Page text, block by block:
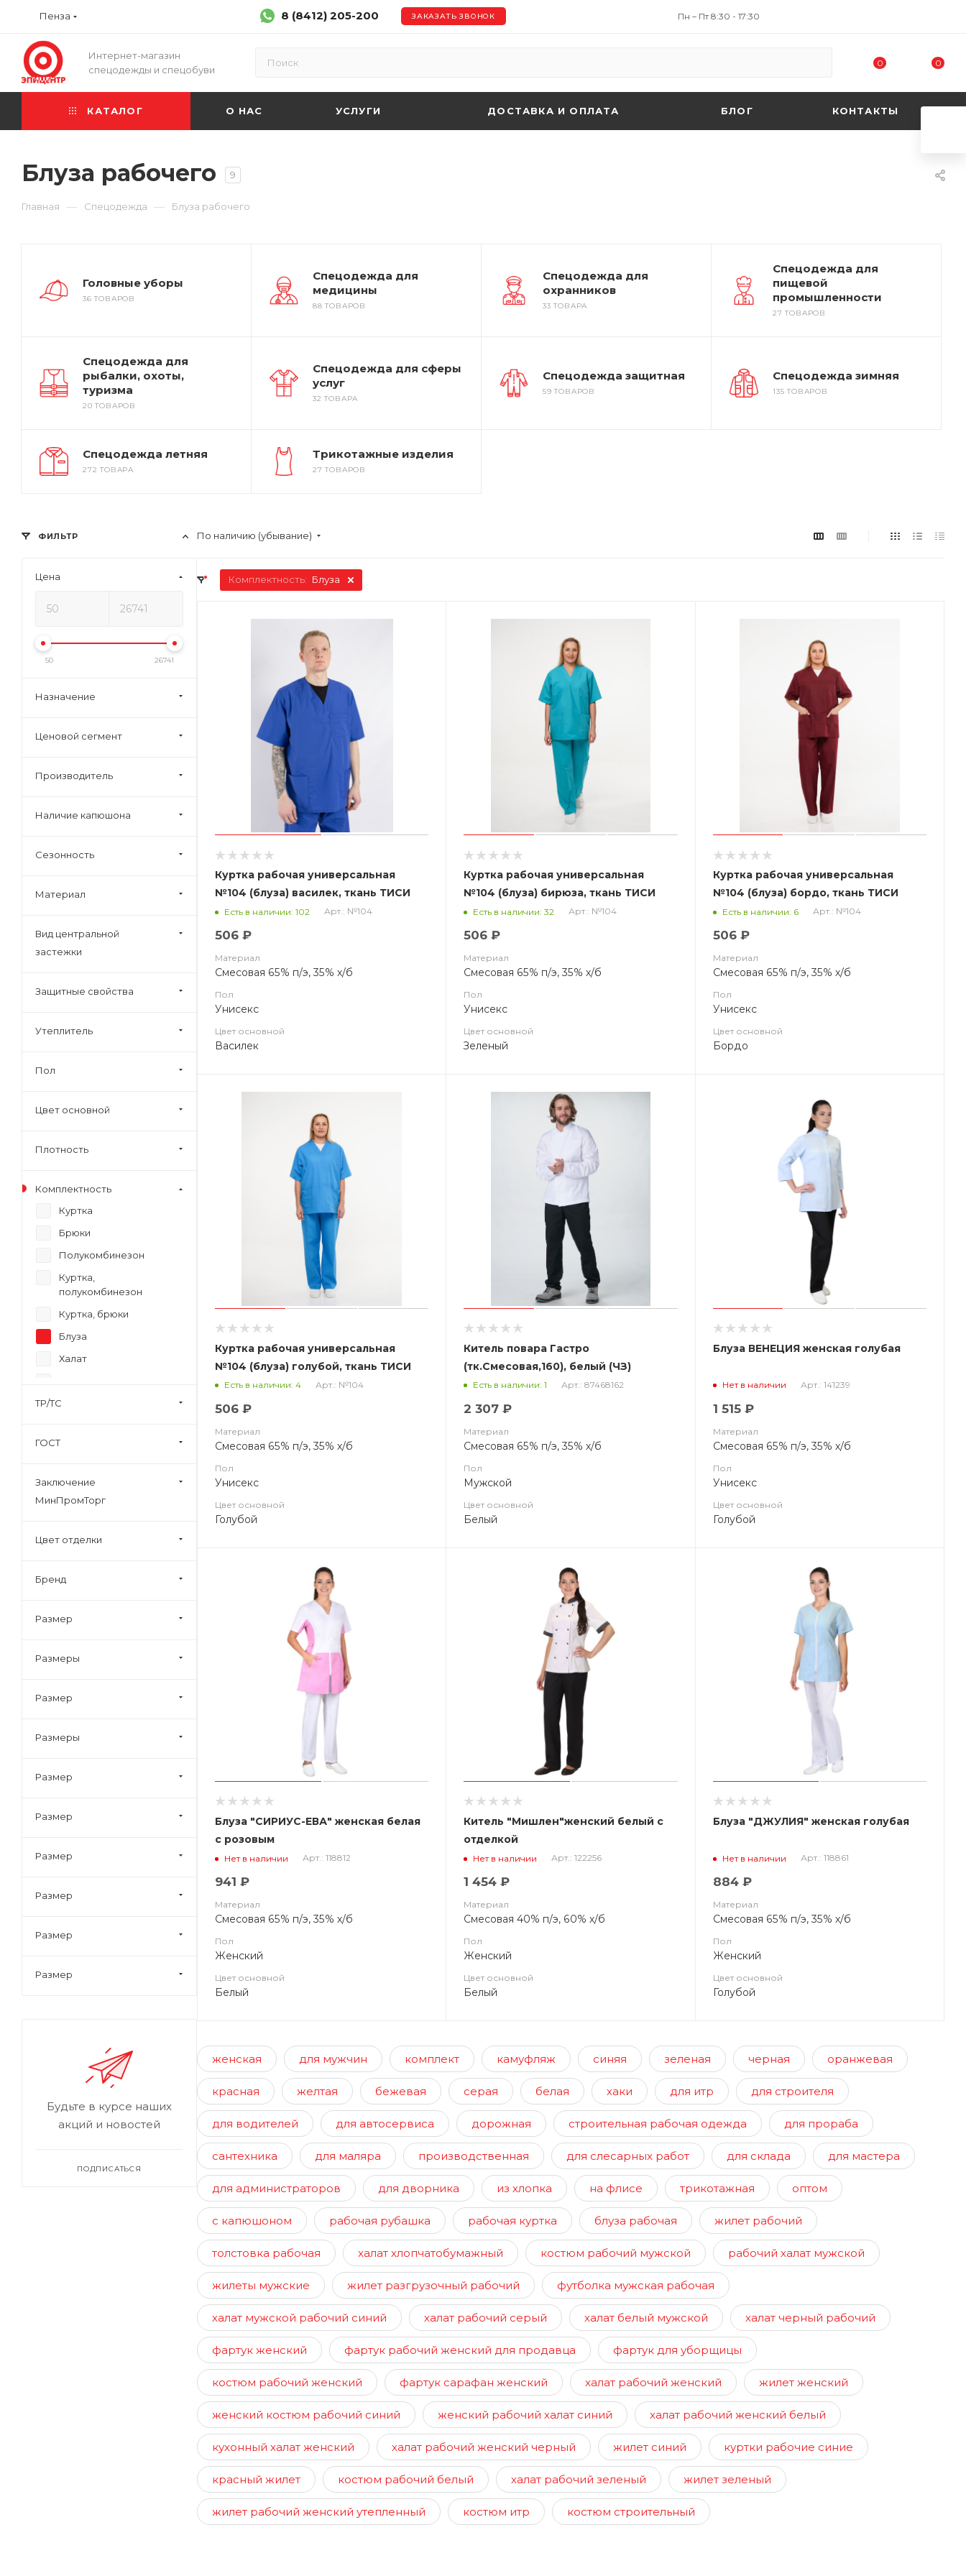
Пенза 8 (8412) 205-200 ЗАКАЗАТЬ ЗВОНОК Пн – Пт 8:30 - 17:30
Интернет-магазин
спецодежды и спецобуви
0 0
КАТАЛОГ О НАС УСЛУГИ ДОСТАВКА И ОПЛАТА БЛОГ КОНТАКТЫ
Блуза рабочего 9
Главная — Спецодежда — Блуза рабочего
Головные уборы
36 ТОВАРОВ
Спецодежда для
медицины
88 ТОВАРОВ
Спецодежда для
охранников
33 ТОВАРА
Спецодежда для
пищевой
промышленности
27 ТОВАРОВ
Спецодежда для
рыбалки, охоты,
туризма
20 ТОВАРОВ
Спецодежда для сферы
услуг
32 ТОВАРА
Спецодежда защитная
59 ТОВАРОВ
Спецодежда зимняя
135 ТОВАРОВ
Спецодежда летняя
272 ТОВАРА
Трикотажные изделия
27 ТОВАРОВ
По наличию (убывание)
Комплектность: Блуза
Куртка рабочая универсальная
№104 (блуза) василек, ткань ТИСИ
Есть в наличии: 102 Арт.: №104
506 ₽
Материал
Смесовая 65% п/э, 35% х/б
Пол
Унисекс
Цвет основной
Василек
Куртка рабочая универсальная
№104 (блуза) бирюза, ткань ТИСИ
Есть в наличии: 32 Арт.: №104
506 ₽
Материал
Смесовая 65% п/э, 35% х/б
Пол
Унисекс
Цвет основной
Зеленый
Куртка рабочая универсальная
№104 (блуза) бордо, ткань ТИСИ
Есть в наличии: 6 Арт.: №104
506 ₽
Материал
Смесовая 65% п/э, 35% х/б
Пол
Унисекс
Цвет основной
Бордо
Куртка рабочая универсальная
№104 (блуза) голубой, ткань ТИСИ
Есть в наличии: 4 Арт.: №104
506 ₽
Материал
Смесовая 65% п/э, 35% х/б
Пол
Унисекс
Цвет основной
Голубой
Китель повара Гастро
(тк.Смесовая,160), белый (ЧЗ)
Есть в наличии: 1 Арт.: 87468162
2 307 ₽
Материал
Смесовая 65% п/э, 35% х/б
Пол
Мужской
Цвет основной
Белый
Блуза ВЕНЕЦИЯ женская голубая
Нет в наличии Арт.: 141239
1 515 ₽
Материал
Смесовая 65% п/э, 35% х/б
Пол
Унисекс
Цвет основной
Голубой
Блуза "СИРИУС-ЕВА" женская белая
с розовым
Нет в наличии Арт.: 118812
941 ₽
Материал
Смесовая 65% п/э, 35% х/б
Пол
Женский
Цвет основной
Белый
Китель "Мишлен"женский белый с
отделкой
Нет в наличии Арт.: 122256
1 454 ₽
Материал
Смесовая 40% п/э, 60% х/б
Пол
Женский
Цвет основной
Белый
Блуза "ДЖУЛИЯ" женская голубая
Нет в наличии Арт.: 118861
884 ₽
Материал
Смесовая 65% п/э, 35% х/б
Пол
Женский
Цвет основной
Голубой
женская для мужчин комплект камуфляж синяя зеленая черная оранжевая
красная желтая бежевая серая белая хаки для итр для строителя
для водителей для автосервиса дорожная строительная рабочая одежда для прораба
сантехника для маляра производственная для слесарных работ для склада для мастера
для администраторов для дворника из хлопка на флисе трикотажная оптом
с капюшоном рабочая рубашка рабочая куртка блуза рабочая жилет рабочий
толстовка рабочая халат хлопчатобумажный костюм рабочий мужской рабочий халат мужской
жилеты мужские жилет разгрузочный рабочий футболка мужская рабочая
халат мужской рабочий синий халат рабочий серый халат белый мужской халат черный рабочий
фартук женский фартук рабочий женский для продавца фартук для уборщицы
костюм рабочий женский фартук сарафан женский халат рабочий женский жилет женский
женский костюм рабочий синий женский рабочий халат синий халат рабочий женский белый
кухонный халат женский халат рабочий женский черный жилет синий куртки рабочие синие
красный жилет костюм рабочий белый халат рабочий зеленый жилет зеленый
жилет рабочий женский утепленный костюм итр костюм строительный
ФИЛЬТР
Цена
50 26741
Назначение
Ценовой сегмент
Производитель
Наличие капюшона
Сезонность
Материал
Вид центральной
застежки
Защитные свойства
Утеплитель
Пол
Цвет основной
Плотность
Комплектность
Куртка
Брюки
Полукомбинезон
Куртка,
полукомбинезон
Куртка, брюки
Блуза
Халат
Толстовка
Фартук-сарафан, брюки
Бейсболка
Куртка, брюки, чепец
Шорты
ТР/ТС
ГОСТ
Заключение
МинПромТорг
Цвет отделки
Бренд
Размер
Размеры
Размер
Размеры
Размер
Размер
Размер
Размер
Размер
Размер
Будьте в курсе наших
акций и новостей
ПОДПИСАТЬСЯ